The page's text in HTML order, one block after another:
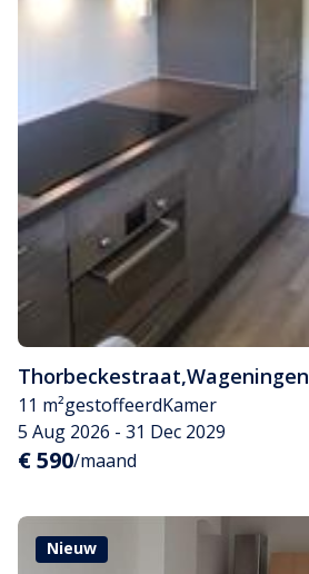
Thorbeckestraat,Wageningen
11 m²gestoffeerdKamer
5 Aug 2026 - 31 Dec 2029
€ 590/maand
Nieuw